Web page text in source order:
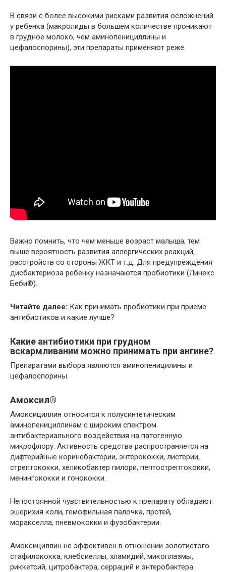
В связи с более высокими рисками развития осложнений
у ребенка (макролиды в большем количестве проникают
в грудное молоко, чем аминопенициллины и
цефалоспорины), эти препараты применяют реже.
Важно помнить, что чем меньше возраст малыша, тем
выше вероятность развития аллергических реакций,
расстройств со стороны ЖКТ и т.д. Для предупреждения
дисбактериоза ребенку назначаются пробиотики (Линекс
Беби®).
Читайте далее: Как принимать пробиотики при приеме
антибиотиков и какие лучше?
Какие антибиотики при грудном
вскармливании можно принимать при ангине?
Препаратами выбора являются аминопеницилины и
цефалоспорины.
Амоксил®
Амоксициллин относится к полусинтетическим
аминопенициллинам с широким спектром
антибактериального воздействия на патогенную
микрофлору. Активность средства распространяется на
дифтерийные коринебактерии, энтерококки, листерии,
стрептококки, хеликобактер пилори, пептострептококки,
менингококки и гонококки.
Непостоянной чувствительностью к препарату обладают:
эшерихия коли, гемофильная палочка, протей,
моракселла, пневмококки и фузобактерии.
Амоксициллин не эффективен в отношении золотистого
стафилококка, клебсиеллы, хламидий, микоплазмы,
риккетсий, цитробактера, серраций и энтеробактера.